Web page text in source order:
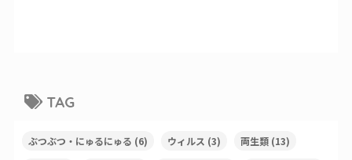
TAG
ぶつぶつ・にゅるにゅる (6) ウィルス (3) 両生類(13)